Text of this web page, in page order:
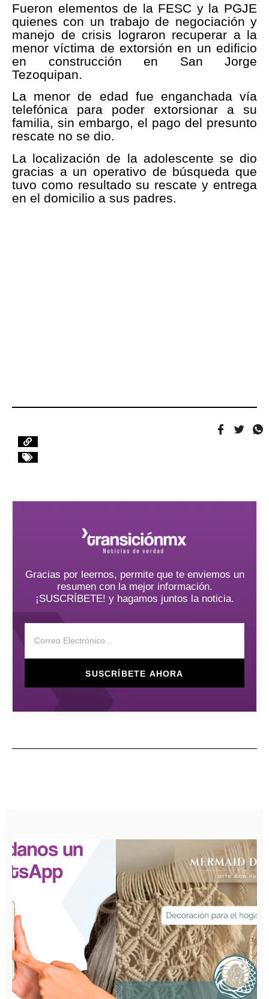
Fueron elementos de la FESC y la PGJE
quienes con un trabajo de negociación y
manejo de crisis lograron recuperar a la
menor víctima de extorsión en un edificio
en construcción en San Jorge
Tezoquipan.
La menor de edad fue enganchada vía
telefónica para poder extorsionar a su
familia, sin embargo, el pago del presunto
rescate no se dio.
La localización de la adolescente se dio
gracias a un operativo de búsqueda que
tuvo como resultado su rescate y entrega
en el domicilio a sus padres.
Gracias por leernos, permite que te enviemos un
resumen con la mejor información.
¡SUSCRÍBETE! y hagamos juntos la noticia.
SUSCRÍBETE AHORA